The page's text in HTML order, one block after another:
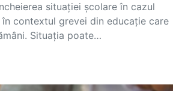
situației școlare în cazul
contextul grevei din educație care
Situația poate…